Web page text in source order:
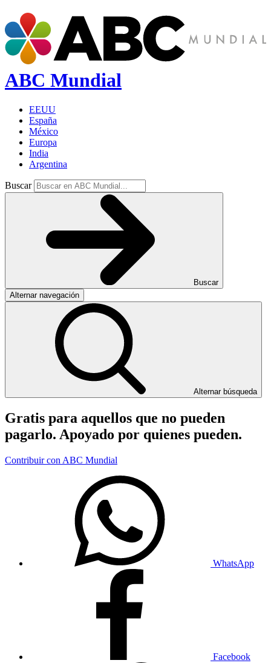
ABC Mundial
EEUU
España
México
Europa
India
Argentina
Buscar
Buscar
Alternar navegación
Alternar búsqueda
Gratis para aquellos que no pueden
pagarlo. Apoyado por quienes pueden.
Contribuir con ABC Mundial
WhatsApp
Facebook